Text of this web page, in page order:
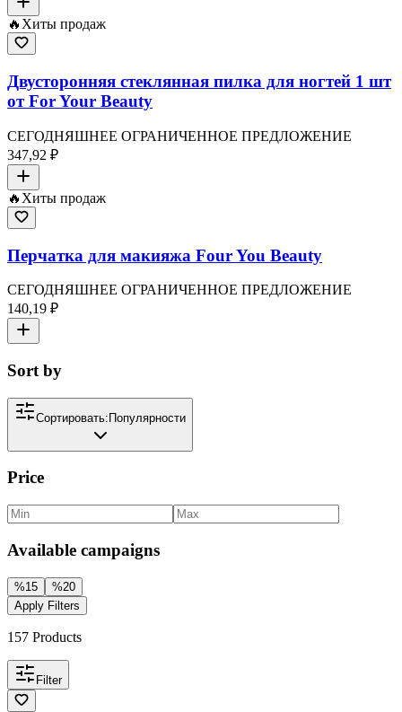
🔥Хиты продаж
Двусторонняя стеклянная пилка для ногтей 1 шт
от For Your Beauty
СЕГОДНЯШНЕЕ ОГРАНИЧЕННОЕ ПРЕДЛОЖЕНИЕ
347,92 ₽
🔥 Хиты продаж
Перчатка для макияжа Four You Beauty
СЕГОДНЯШНЕЕ ОГРАНИЧЕННОЕ ПРЕДЛОЖЕНИЕ
140,19 ₽
Sort by
Сортировать: Популярности
Price
Available campaigns
%15 %20
Apply Filters
157 Products
Filter